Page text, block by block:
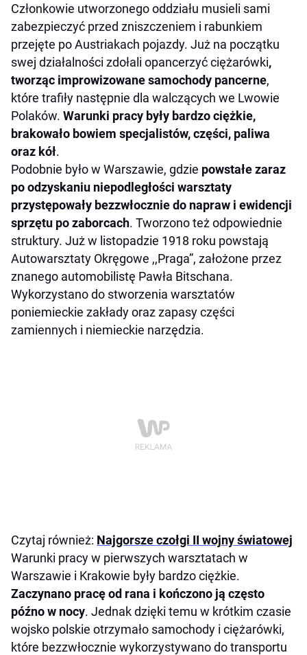
Członkowie utworzonego oddziału musieli sami
zabezpieczyć przed zniszczeniem i rabunkiem
przejęte po Austriakach pojazdy. Już na początku
swej działalności zdołali opancerzyć ciężarówki,
tworząc improwizowane samochody pancerne,
które trafiły następnie dla walczących we Lwowie
Polaków. Warunki pracy były bardzo ciężkie,
brakowało bowiem specjalistów, części, paliwa
oraz kół.
Podobnie było w Warszawie, gdzie powstałe zaraz
po odzyskaniu niepodległości warsztaty
przystępowały bezzwłocznie do napraw i ewidencji
sprzętu po zaborcach. Tworzono też odpowiednie
struktury. Już w listopadzie 1918 roku powstają
Autowarsztaty Okręgowe ,,Praga”, założone przez
znanego automobilistę Pawła Bitschana.
Wykorzystano do stworzenia warsztatów
poniemieckie zakłady oraz zapasy części
zamiennych i niemieckie narzędzia.
Czytaj również: Najgorsze czołgi II wojny światowej
Warunki pracy w pierwszych warsztatach w
Warszawie i Krakowie były bardzo ciężkie.
Zaczynano pracę od rana i kończono ją często
późno w nocy. Jednak dzięki temu w krótkim czasie
wojsko polskie otrzymało samochody i ciężarówki,
które bezzwłocznie wykorzystywano do transportu